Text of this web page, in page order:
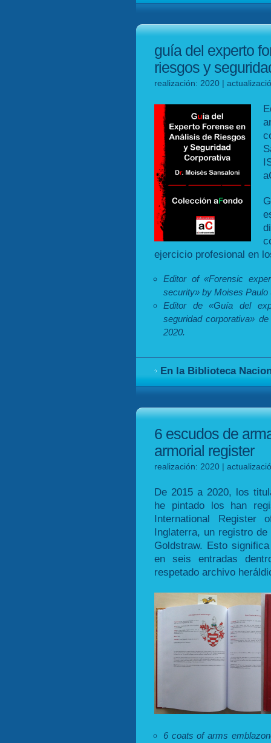
guía del experto
riesgos y
realización: 2020 |
ejercicio profesional en
Editor of «Forensic
security» by Moises Paulo
Editor de «Guía del
seguridad corporativa»
2020.
En la Biblioteca
6 escudos de
armorial register
realización: 2020 |
De 2015 a 2020, los
he pintado los han
International Register
Inglaterra, un registro
Goldstraw. Esto
en seis entradas
respetado archivo
6 coats of arms